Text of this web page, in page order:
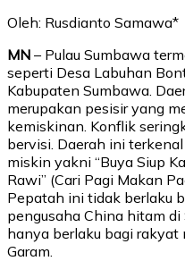
Oleh: Rusdianto Samawa*
MN – Pulau Sumbawa
seperti Desa Labuhan
Kabupaten Sumbawa.
merupakan pesisir yang
kemiskinan. Konflik
bervisi. Daerah ini
miskin yakni “Buya Siup
Rawi” (Cari Pagi Makan
Pepatah ini tidak berlaku
pengusaha China hitam
hanya berlaku bagi
Garam.